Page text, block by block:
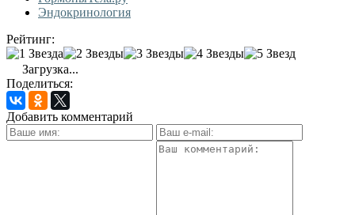
Эндокринология
Рейтинг:
Загрузка...
Поделиться:
Добавить комментарий